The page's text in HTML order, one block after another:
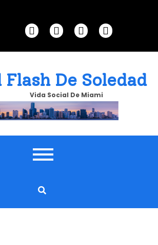
Flash De Soledad
Vida Social De Miami